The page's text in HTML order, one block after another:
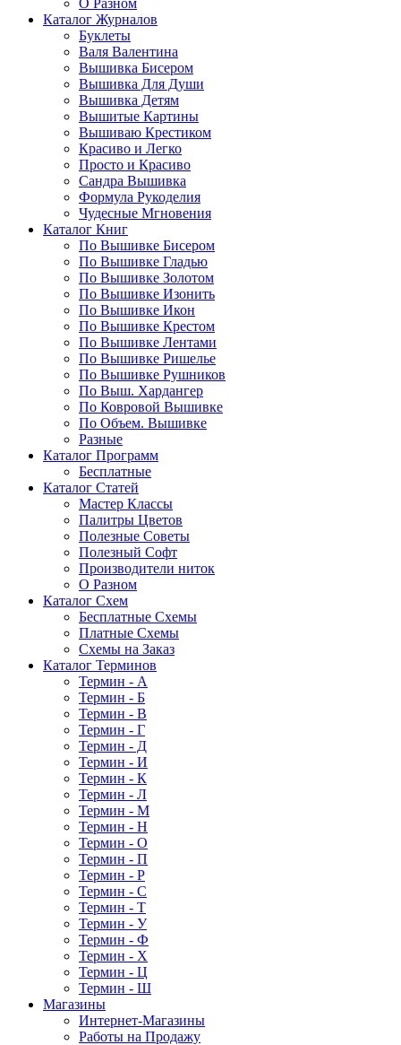
О Разном
Каталог Журналов
Буклеты
Валя Валентина
Вышивка Бисером
Вышивка Для Души
Вышивка Детям
Вышитые Картины
Вышиваю Крестиком
Красиво и Легко
Просто и Красиво
Сандра Вышивка
Формула Рукоделия
Чудесные Мгновения
Каталог Книг
По Вышивке Бисером
По Вышивке Гладью
По Вышивке Золотом
По Вышивке Изонить
По Вышивке Икон
По Вышивке Крестом
По Вышивке Лентами
По Вышивке Ришелье
По Вышивке Рушников
По Выш. Хардангер
По Ковровой Вышивке
По Объем. Вышивке
Разные
Каталог Программ
Бесплатные
Каталог Статей
Мастер Классы
Палитры Цветов
Полезные Советы
Полезный Софт
Производители ниток
О Разном
Каталог Схем
Бесплатные Схемы
Платные Схемы
Схемы на Заказ
Каталог Терминов
Термин - А
Термин - Б
Термин - В
Термин - Г
Термин - Д
Термин - И
Термин - К
Термин - Л
Термин - М
Термин - Н
Термин - О
Термин - П
Термин - Р
Термин - С
Термин - Т
Термин - У
Термин - Ф
Термин - Х
Термин - Ц
Термин - Ш
Магазины
Интернет-Магазины
Работы на Продажу